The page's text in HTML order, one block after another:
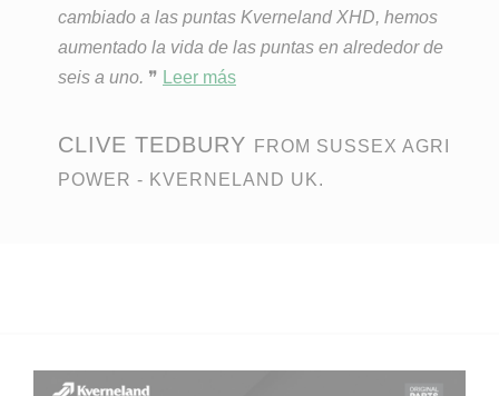
cambiado a las puntas Kverneland XHD, hemos
aumentado la vida de las puntas en alrededor de
seis a uno. ❞ Leer más
CLIVE TEDBURY
FROM SUSSEX AGRI
POWER - KVERNELAND UK.